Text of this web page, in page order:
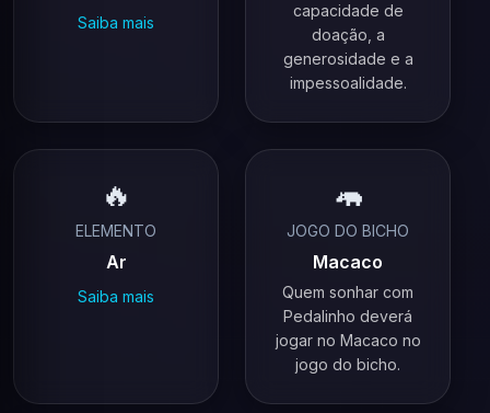
Saiba mais
capacidade de
doação, a
generosidade e a
impessoalidade.
🔥
ELEMENTO
Ar
Saiba mais
🦛
JOGO DO BICHO
Macaco
Quem sonhar com
Pedalinho deverá
jogar no Macaco no
jogo do bicho.